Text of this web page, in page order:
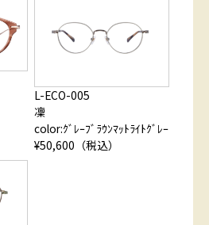
L-ECO-005
凜
color:ｸﾞﾚｰﾌﾞﾗｳﾝﾏｯﾄﾗｲﾄｸﾞﾚｰ
¥50,600（税込）